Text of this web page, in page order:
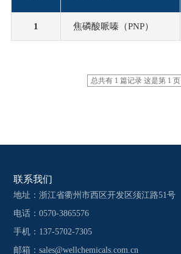
1 焦磷酸哌嗪（PNP）
总共有 1 篇记录 这是第 1 页
联系我们
地址：浙江省衢州市西区开发区须江路51号
电话：0570-3865576
手机：137-5702-7305
邮箱：sales@wellchemicals.com.cn